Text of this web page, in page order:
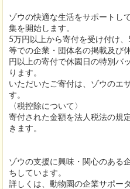
ゾウの快適な生活をサポートし
集を開始します。
5万円以上から寄付を受け付け
等での企業・団体名の掲載及び
円以上の寄付で休園日の特別バ
ります。
いただいたご寄付は、ゾウのエ
す。
〈税控除について〉
寄付された金額を法人税法の規
きます。
ゾウの支援に興味・関心のある
ちしています。
詳しくは、動物園の企業サポー